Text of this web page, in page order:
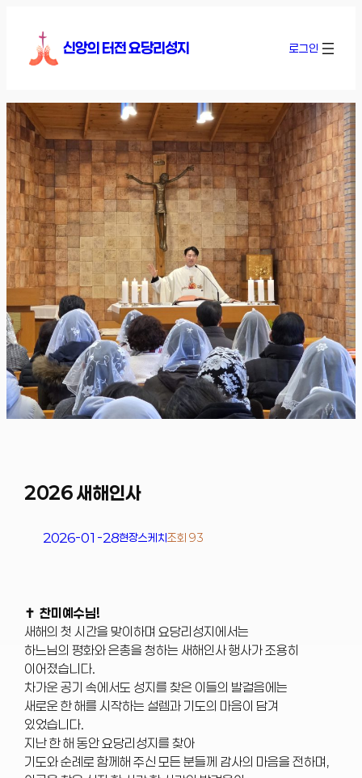
로
가
기
신앙의 터전 요당리성지 로그인
2026 새해인사
2026-01-28현장스케치조회 93
✝︎ 찬미예수님!
새해의 첫 시간을 맞이하며 요당리성지에서는
하느님의 평화와 은총을 청하는 새해인사 행사가 조용히
이어졌습니다.
차가운 공기 속에서도 성지를 찾은 이들의 발걸음에는
새로운 한 해를 시작하는 설렘과 기도의 마음이 담겨
있었습니다.
지난 한 해 동안 요당리성지를 찾아
기도와 순례로 함께해 주신 모든 분들께 감사의 마음을 전하며,